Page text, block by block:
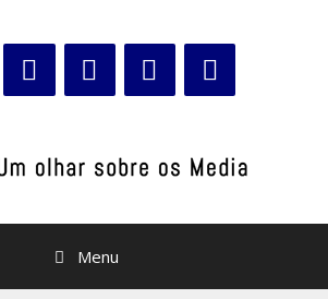
Menu